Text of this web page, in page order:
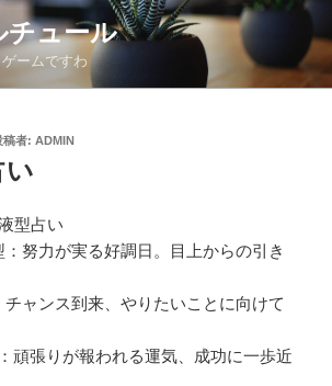
チュール
ームですわ
稿者: ADMIN
い
型占い
努力が実る好調日。目上からの引き
ャンス到来、やりたいことに向けて
頑張りが報われる運気、成功に一歩近